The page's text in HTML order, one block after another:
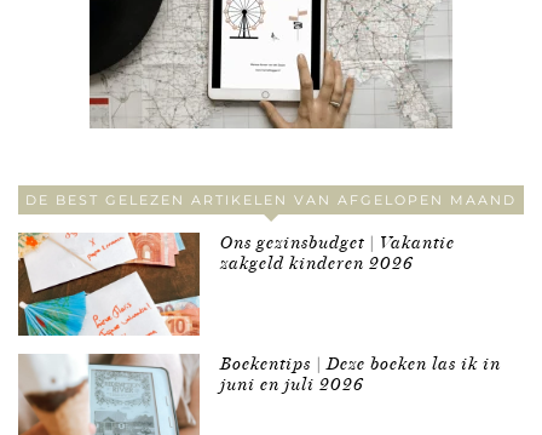
DE BEST GELEZEN ARTIKELEN VAN AFGELOPEN MAAND
Ons gezinsbudget | Vakantie
zakgeld kinderen 2026
Boekentips | Deze boeken las ik in
juni en juli 2026